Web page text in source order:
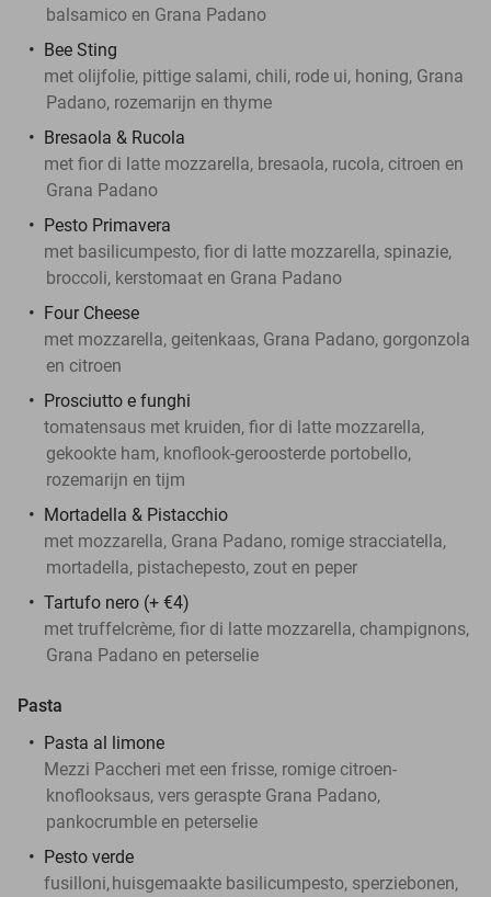
balsamico en Grana Padano
Bee Sting
met olijfolie, pittige salami, chili, rode ui, honing, Grana
Padano, rozemarijn en thyme
Bresaola & Rucola
met fior di latte mozzarella, bresaola, rucola, citroen en
Grana Padano
Pesto Primavera
met basilicumpesto, fior di latte mozzarella, spinazie,
broccoli, kerstomaat en Grana Padano
Four Cheese
met mozzarella, geitenkaas, Grana Padano, gorgonzola
en citroen
Prosciutto e funghi
tomatensaus met kruiden, fior di latte mozzarella,
gekookte ham, knoflook-geroosterde portobello,
rozemarijn en tijm
Mortadella & Pistacchio
met mozzarella, Grana Padano, romige stracciatella,
mortadella, pistachepesto, zout en peper
Tartufo nero (+ €4)
met truffelcrème, fior di latte mozzarella, champignons,
Grana Padano en peterselie
Pasta
Pasta al limone
Mezzi Paccheri met een frisse, romige citroen-
knoflooksaus, vers geraspte Grana Padano,
pankocrumble en peterselie
Pesto verde
fusilloni,huisgemaakte basilicumpesto, sperziebonen,